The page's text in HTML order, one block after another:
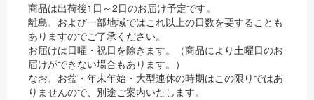
商品は出荷後1日～2日のお届け予定です。
離島、および一部地域ではこれ以上の日数を要することも
ありますのでご了承ください。
お届けは日曜・祝日を除きます。（商品により土曜日のお
届けができない場合もあります。）
なお、お盆・年末年始・大型連休の時期はこの限りではあ
りませんので、別途ご案内いたします。